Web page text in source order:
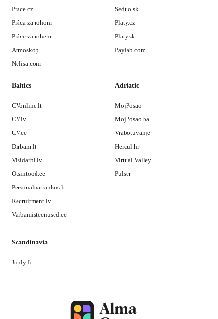
Prace.cz
Práca za rohom
Práce za rohem
Atmoskop
Nelisa.com
Seduo.sk
Platy.cz
Platy.sk
Paylab.com
Baltics
CVonline.lt
CV.lv
CV.ee
Dirbam.lt
Visidarbi.lv
Otsintood.ee
Personaloatrankos.lt
Recruitment.lv
Varbamisteenused.ee
Adriatic
MojPosao
MojPosao.ba
Vrabotuvanje
Hercul.hr
Virtual Valley
Pulser
Scandinavia
Jobly.fi